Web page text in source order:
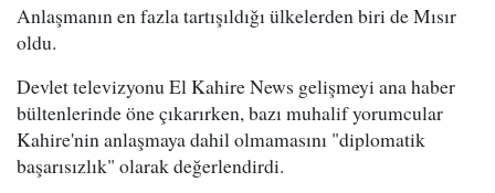
Anlaşmanın en fazla tartışıldığı ülkelerden biri de Mısır
oldu.
Devlet televizyonu El Kahire News gelişmeyi ana haber
bültenlerinde öne çıkarırken, bazı muhalif yorumcular
Kahire'nin anlaşmaya dahil olmamasını "diplomatik
başarısızlık" olarak değerlendirdi.